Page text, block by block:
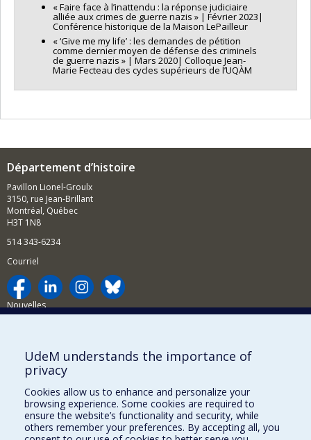
« Faire face à l’inattendu : la réponse judiciaire
alliée aux crimes de guerre nazis » | Février 2023|
Conférence historique de la Maison LePailleur
« ‘Give me my life’ : les demandes de pétition
comme dernier moyen de défense des criminels
de guerre nazis » | Mars 2020| Colloque Jean-
Marie Fecteau des cycles supérieurs de l’UQÀM
Département d’histoire
Pavillon Lionel-Groulx
3150, rue Jean-Brillant
Montréal, Québec
H3T 1N8
514 343-6234
Courriel
Nouvelles
Comment soutenir le Département?
BESOIN D'AIDE?
Plan du site
Signaler une erreur
Accessibilité
UdeM understands the importance of
privacy
Cookies allow us to enhance and personalize your
browsing experience. Some cookies are required to
ensure the website’s functionality and security, while
others remember your preferences. By accepting all, you